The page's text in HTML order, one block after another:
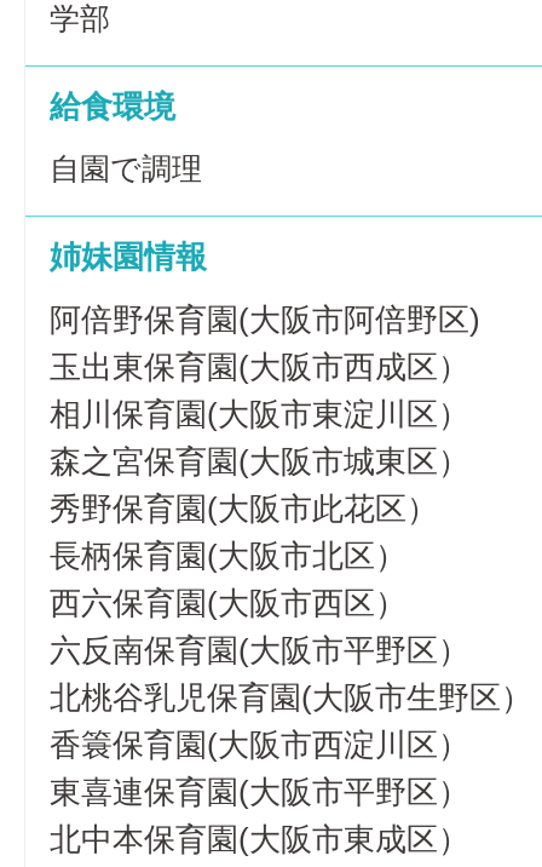
学部
給食環境
自園で調理
姉妹園情報
阿倍野保育園(大阪市阿倍野区)
玉出東保育園(大阪市西成区）
相川保育園(大阪市東淀川区）
森之宮保育園(大阪市城東区）
秀野保育園(大阪市此花区）
長柄保育園(大阪市北区）
西六保育園(大阪市西区）
六反南保育園(大阪市平野区）
北桃谷乳児保育園(大阪市生野区）
香簑保育園(大阪市西淀川区）
東喜連保育園(大阪市平野区）
北中本保育園(大阪市東成区）